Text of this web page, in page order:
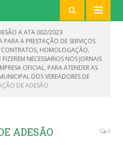
A ATA 002/2023
A PRESTAÇÃO DE SERVIÇOS
CONTRATOS, HOMOLOGAÇÃO,
NECESSARIOS NOS JORNAIS
OFICIAL, PARA ATENDER AS
DOS VEREADORES DE
DE ADESÃO
ADESÃO 0